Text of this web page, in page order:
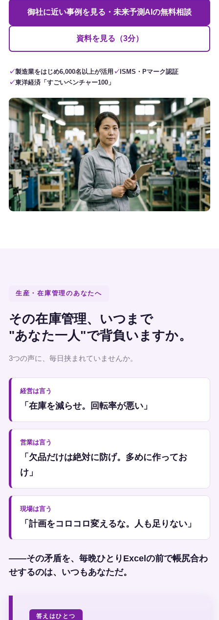
御社に近い事例を見る・未来予測AIの無料相談
資料を見る（3分）
製造業をはじめ6,000名以上が活用
ISMS・Pマーク認証
東洋経済「すごいベンチャー100」
生産・在庫管理のあなたへ
その在庫管理、いつまで
"あなた一人"で背負いますか。
3つの声に、毎日挟まれていませんか。
経営は言う
「在庫を減らせ。回転率が悪い」
営業は言う
「欠品だけは絶対に防げ。多めに作ってお
け」
現場は言う
「計画をコロコロ変えるな。人も足りない」
——その矛盾を、毎晩ひとりExcelの前で帳尻合わ
せするのは、いつもあなただ。
答えはひとつ